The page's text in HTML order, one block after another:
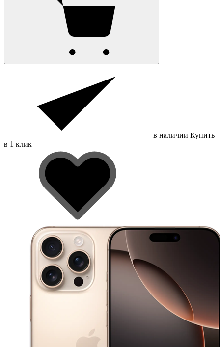
в наличии Купить
в 1 клик